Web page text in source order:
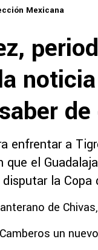
Mexicana
enfrentar a
el
la
de
un